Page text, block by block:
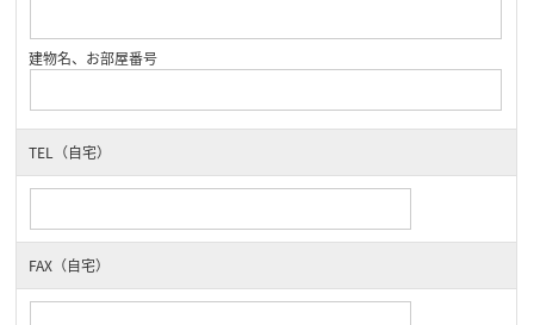
建物名、お部屋番号
TEL（自宅）
FAX（自宅）